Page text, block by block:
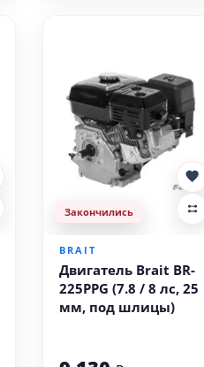
Закончились
BRAIT
Двигатель Brait BR-
225PPG (7.8 / 8 лс, 25
мм, под шлицы)